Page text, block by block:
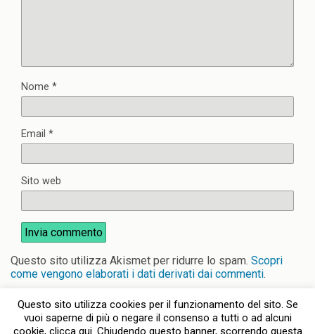
Nome *
Email *
Sito web
Questo sito utilizza Akismet per ridurre lo spam. Scopri
come vengono elaborati i dati derivati dai commenti.
Questo sito utilizza cookies per il funzionamento del sito. Se
vuoi saperne di più o negare il consenso a tutti o ad alcuni
cookie, clicca qui. Chiudendo questo banner, scorrendo questa